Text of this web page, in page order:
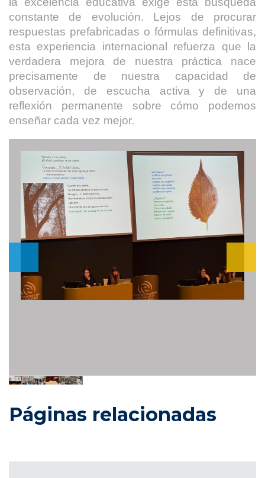
constante de evolución. Lejos de procurar
respuestas prefabricadas o fórmulas definitivas,
esta experiencia internacional refuerza que la
verdadera mejora de nuestra práctica nace
precisamente de nuestra capacidad de
observación, de escucha activa y de una
reflexión permanente sobre cómo podemos
enseñar cada vez mejor.
Páginas relacionadas